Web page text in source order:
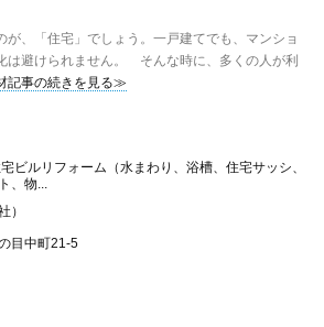
、「住宅」でしょう。一戸建てでも、マンショ
は避けられません。 そんな時に、多くの人が利
記事の続きを見る≫
ビルリフォーム（水まわり、浴槽、住宅サッシ、
、物...
）
目中町21-5